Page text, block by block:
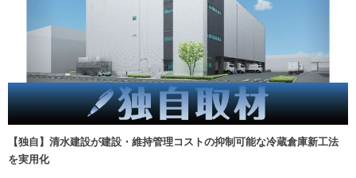
【独自】清水建設が建設・維持管理コストの抑制可能な冷蔵倉庫新工法
を実用化